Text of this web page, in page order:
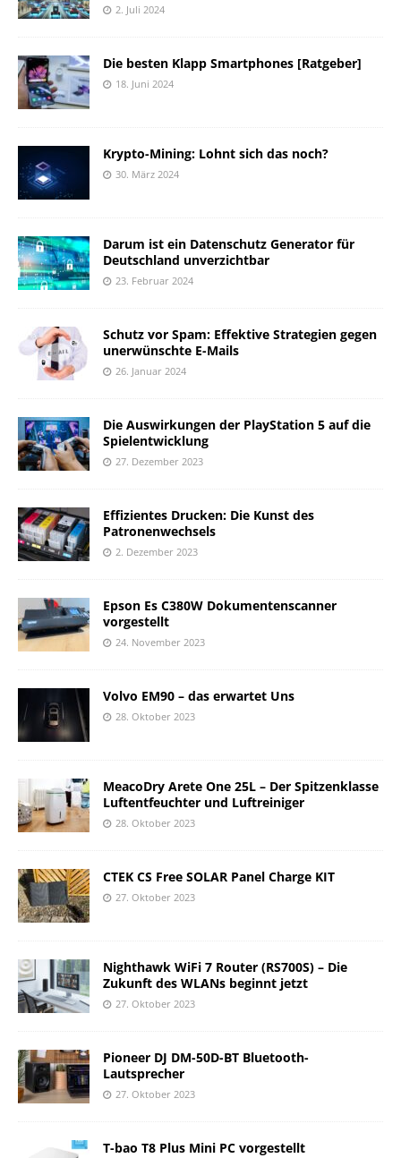
2. Juli 2024
Die besten Klapp Smartphones [Ratgeber]
18. Juni 2024
Krypto-Mining: Lohnt sich das noch?
30. März 2024
Darum ist ein Datenschutz Generator für
Deutschland unverzichtbar
23. Februar 2024
Schutz vor Spam: Effektive Strategien gegen
unerwünschte E-Mails
26. Januar 2024
Die Auswirkungen der PlayStation 5 auf die
Spielentwicklung
27. Dezember 2023
Effizientes Drucken: Die Kunst des
Patronenwechsels
2. Dezember 2023
Epson Es C380W Dokumentenscanner
vorgestellt
24. November 2023
Volvo EM90 – das erwartet Uns
28. Oktober 2023
MeacoDry Arete One 25L – Der Spitzenklasse
Luftentfeuchter und Luftreiniger
28. Oktober 2023
CTEK CS Free SOLAR Panel Charge KIT
27. Oktober 2023
Nighthawk WiFi 7 Router (RS700S) – Die
Zukunft des WLANs beginnt jetzt
27. Oktober 2023
Pioneer DJ DM-50D-BT Bluetooth-
Lautsprecher
27. Oktober 2023
T-bao T8 Plus Mini PC vorgestellt